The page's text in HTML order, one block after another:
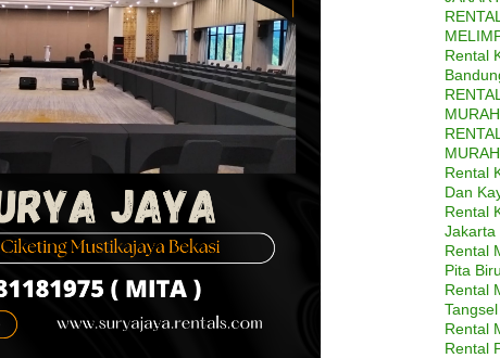
Rental
Rental
Dan
Rental
Jakarta
Rental
Pita
Rental
Tangsel
Rental
Rental